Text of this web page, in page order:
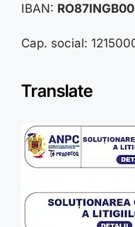
IBAN:
Cap. social:
Translate